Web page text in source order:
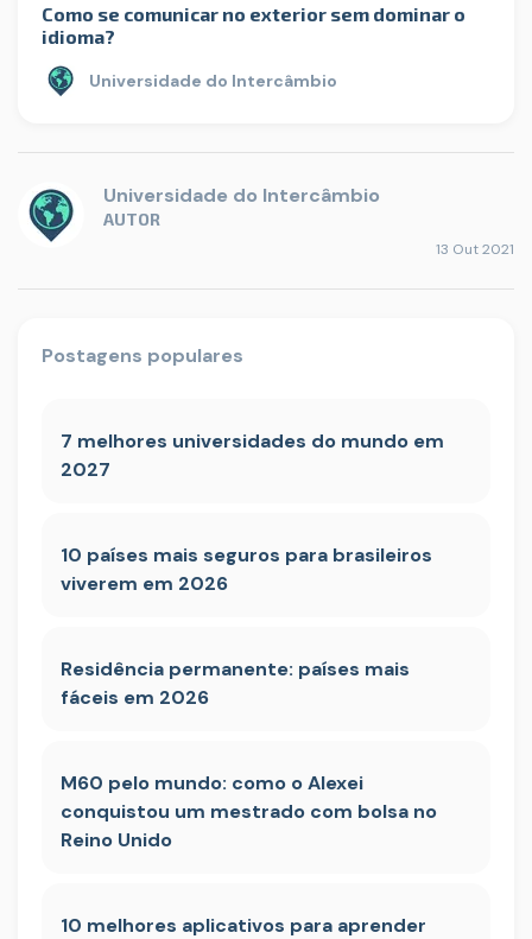
Como se comunicar no exterior sem dominar o
idioma?
Universidade do Intercâmbio
Universidade do Intercâmbio
AUTOR
13 Out 2021
Postagens populares
7 melhores universidades do mundo em
2027
10 países mais seguros para brasileiros
viverem em 2026
Residência permanente: países mais
fáceis em 2026
M60 pelo mundo: como o Alexei
conquistou um mestrado com bolsa no
Reino Unido
10 melhores aplicativos para aprender